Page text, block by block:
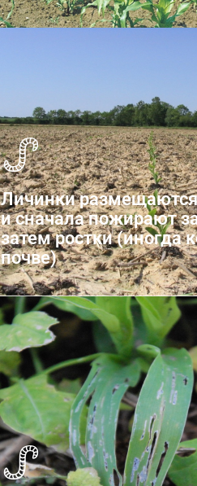
Личинки
и сначала пожирают
затем ростки (иногда
почве)
Ростковая
Слизни